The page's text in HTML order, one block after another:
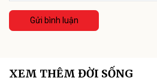
Gửi bình luận
XEM THÊM ĐỜI SỐNG